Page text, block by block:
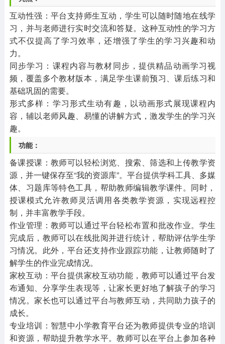
互动性强：平台支持师生互动，学生可以随时随地在线学
习，并与老师进行实时交流和答疑。这种互动性的学习方
式不仅提高了学习效率，还增强了学生的学习兴趣和动
力。
同步学习：课程内容与教材同步，提供精品动画学习视
频，覆盖多个教材版本，满足学生课前预习、课后练习和
基础巩固的需要。
形式多样：学习形式生动有趣，以动画形式展现课程内
容，辅以老师风趣、易懂的讲解方式，激发学生的学习兴
趣。
功能：
备课授课：教师可以轻松浏览、搜索、筛选和上传教学资
源，并一键保存至“我的资源库”。平台提供学科工具、多媒
体、习题库等特色工具，帮助教师编辑教学课件。同时，
授课模式允许教师灵活调用各类教学资源，实现远程控
制，并丰富教学手段。
作业管理：教师可以通过平台轻松布置和批改作业。学生
完成后，教师可以在线批阅并进行统计，帮助评估学生学
习情况。此外，平台还支持作业跟踪功能，让教师随时了
解学生的作业完成情况。
家校互动：平台提供家校互动功能，教师可以通过平台发
布通知、分享学生表现等，让家长更好地了解孩子的学习
情况。家长也可以通过平台与教师互动，共同助力孩子的
成长。
专业培训：智慧中小学教育平台还为教师提供专业的培训
和资源，帮助提升教学水平。教师可以在平台上参加各种